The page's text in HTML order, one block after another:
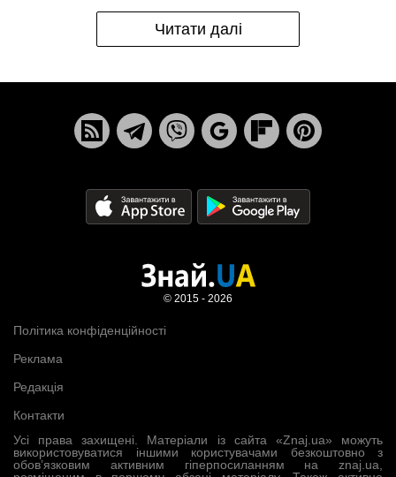
Читати далі
Усі права захищені. Матеріали із сайта «Znaj.ua» можуть
використовуватися іншими користувачами безкоштовно з
обов’язковим активним гіперпосиланням на znaj.ua,
Політика конфіденційності
Реклама
Редакція
Контакти
© 2015 - 2026